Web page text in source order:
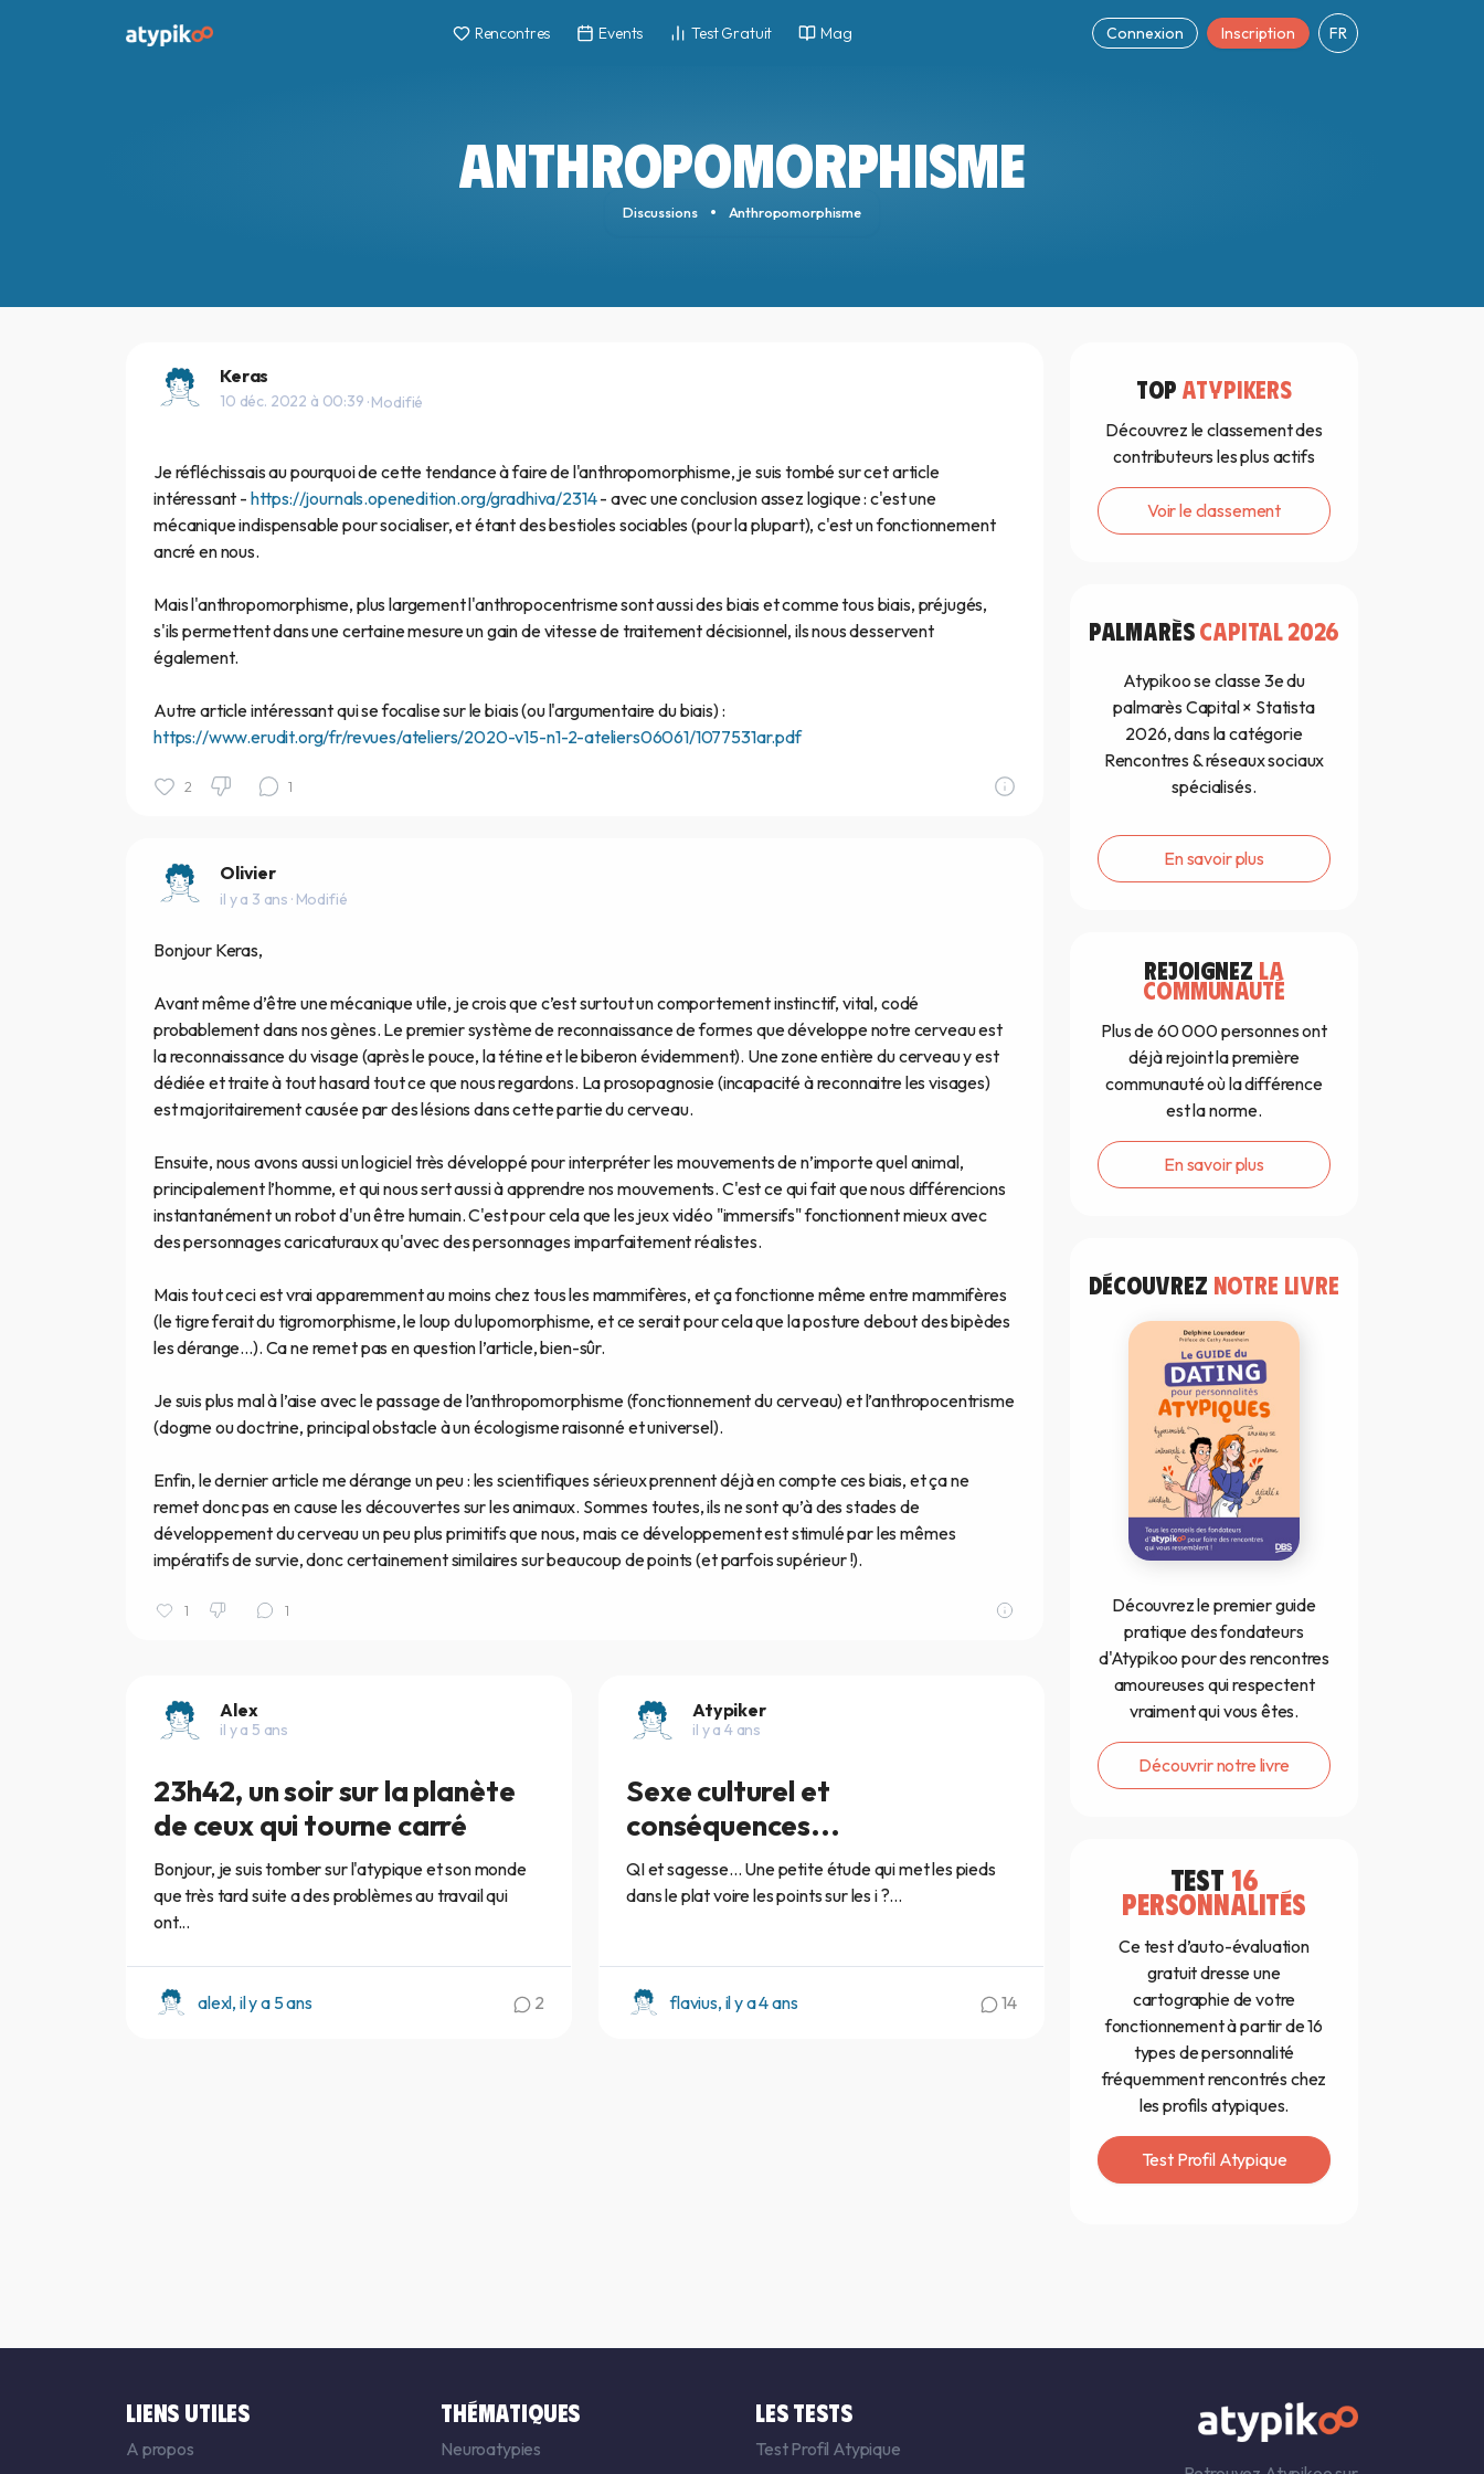
Connexion Inscription FR
Rencontres Events Test Gratuit Mag
ANTHROPOMORPHISME
Discussions Anthropomorphisme
Keras
10 déc. 2022 à 00:39 · Modifié
Je réfléchissais au pourquoi de cette tendance à faire de l'anthropomorphisme, je suis tombé sur cet article
intéressant - https://journals.openedition.org/gradhiva/2314- avec une conclusion assez logique : c'est une
mécanique indispensable pour socialiser, et étant des bestioles sociables (pour la plupart), c'est un fonctionnement
ancré en nous.
Mais l'anthropomorphisme, plus largement l'anthropocentrisme sont aussi des biais et comme tous biais, préjugés,
s'ils permettent dans une certaine mesure un gain de vitesse de traitement décisionnel, ils nous desservent
également.
Autre article intéressant qui se focalise sur le biais (ou l'argumentaire du biais) :
https://www.erudit.org/fr/revues/ateliers/2020-v15-n1-2-ateliers06061/1077531ar.pdf
2 1
Olivier
il y a 3 ans · Modifié
Bonjour Keras,
Avant même d’être une mécanique utile, je crois que c’est surtout un comportement instinctif, vital, codé
probablement dans nos gènes. Le premier système de reconnaissance de formes que développe notre cerveau est
la reconnaissance du visage (après le pouce, la tétine et le biberon évidemment). Une zone entière du cerveau y est
dédiée et traite à tout hasard tout ce que nous regardons. La prosopagnosie (incapacité à reconnaitre les visages)
est majoritairement causée par des lésions dans cette partie du cerveau.
Ensuite, nous avons aussi un logiciel très développé pour interpréter les mouvements de n’importe quel animal,
principalement l’homme, et qui nous sert aussi à apprendre nos mouvements. C'est ce qui fait que nous différencions
instantanément un robot d'un être humain. C'est pour cela que les jeux vidéo "immersifs" fonctionnent mieux avec
des personnages caricaturaux qu'avec des personnages imparfaitement réalistes.
Mais tout ceci est vrai apparemment au moins chez tous les mammifères, et ça fonctionne même entre mammifères
(le tigre ferait du tigromorphisme, le loup du lupomorphisme, et ce serait pour cela que la posture debout des bipèdes
les dérange…). Ca ne remet pas en question l’article, bien-sûr.
Je suis plus mal à l’aise avec le passage de l’anthropomorphisme (fonctionnement du cerveau) et l’anthropocentrisme
(dogme ou doctrine, principal obstacle à un écologisme raisonné et universel).
Enfin, le dernier article me dérange un peu : les scientifiques sérieux prennent déjà en compte ces biais, et ça ne
remet donc pas en cause les découvertes sur les animaux. Sommes toutes, ils ne sont qu’à des stades de
développement du cerveau un peu plus primitifs que nous, mais ce développement est stimulé par les mêmes
impératifs de survie, donc certainement similaires sur beaucoup de points (et parfois supérieur !).
1 1
Alex
il y a 5 ans
23h42, un soir sur la planète
de ceux qui tourne carré
Bonjour, je suis tomber sur l'atypique et son monde
que très tard suite a des problèmes au travail qui
ont...
alexl, il y a 5 ans 2
Atypiker
il y a 4 ans
Sexe culturel et
conséquences...
QI et sagesse... Une petite étude qui met les pieds
dans le plat voire les points sur les i ?...
flavius, il y a 4 ans 14
TOP ATYPIKERS
Découvrez le classement des
contributeurs les plus actifs
Voir le classement
PALMARÈSCAPITAL 2026
Atypikoo se classe 3e du
palmarès Capital × Statista
2026, dans la catégorie
Rencontres & réseaux sociaux
spécialisés.
En savoir plus
REJOIGNEZ LA
COMMUNAUTÉ
Plus de 60 000 personnes ont
déjà rejoint la première
communauté où la différence
est la norme.
En savoir plus
DÉCOUVREZ NOTRE LIVRE
Découvrez le premier guide
pratique des fondateurs
d'Atypikoo pour des rencontres
amoureuses qui respectent
vraiment qui vous êtes.
Découvrir notre livre
TEST 16
PERSONNALITÉS
Ce test d’auto-évaluation
gratuit dresse une
cartographie de votre
fonctionnement à partir de 16
types de personnalité
fréquemment rencontrés chez
les profils atypiques.
Test Profil Atypique
LIENS UTILES
A propos
THÉMATIQUES
Neuroatypies
LES TESTS
Test Profil Atypique